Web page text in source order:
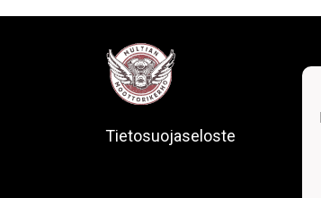
Tietosuojaseloste